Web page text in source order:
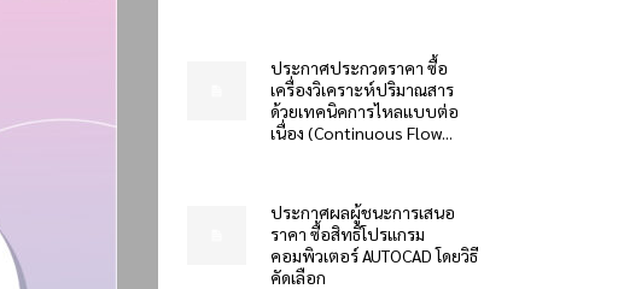
ประกาศประกวดราคา ซื้อ
เครื่องวิเคราะห์ปริมาณสาร
ด้วยเทคนิคการไหลแบบต่อ
เนื่อง (Continuous Flow...
ประกาศผลผู้ชนะการเสนอ
ราคา ซื้อสิทธิโปรแกรม
คอมพิวเตอร์ AUTOCAD โดยวิธี
คัดเลือก